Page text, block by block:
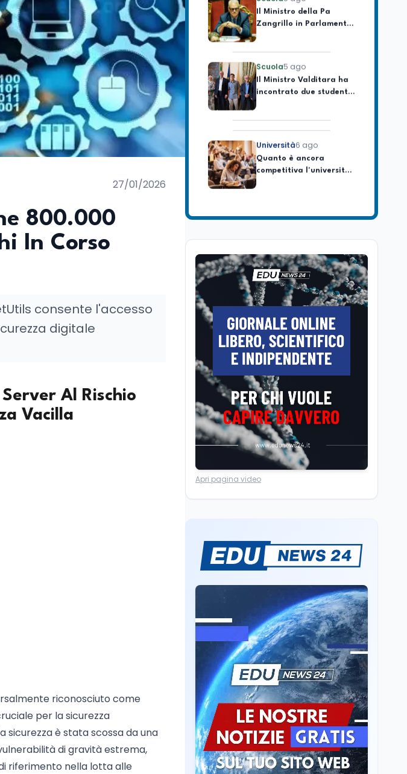
27/01/2026
800.000
In Corso
consente l'accesso
digitale
Al Rischio
Vacilla
riconosciuto come
per la sicurezza
sicurezza è stata scossa da una
di gravità estrema,
riferimento nella lotta alle
Zangrillo in Parlamento:
"12 miliardi per l'edilizia
Il Ministro Valditara ha
incontrato due studenti
palestinesi giunti da
Italia
Quanto è ancora
competitiva l'università
italiana? Cosa dicono i
scorrere la graduatoria
Lavoro5 ago
Volontariato, firmata
l’intesa triennale tra
Ministero del Lavoro e
Scuola5 ago
Il Ministro della Pa
Zangrillo in Parlamento:
e la sicurezza delle
scuole con risorse Pnrr"
Scuola 5 ago
Il Ministro Valditara ha
incontrato due studenti
palestinesi giunti da
Gaza che hanno
superato la Maturità in
Università6 ago
Quanto è ancora
Consiglio di Stato:
scorrere la graduatoria
dopo il semestre filtro
Lavoro5 ago
Volontariato, firmata
l’intesa triennale tra
Ministero del Lavoro e
CSVnet ETS
Scuola5 ago
Il Ministro della Pa
Zangrillo in Parlamento:
"12 miliardi per l'edilizia
e la sicurezza delle
scuole con risorse Pnrr"
Scuola5 ago
Il Ministro Valditara ha
incontrato due studenti
Apri pagina video